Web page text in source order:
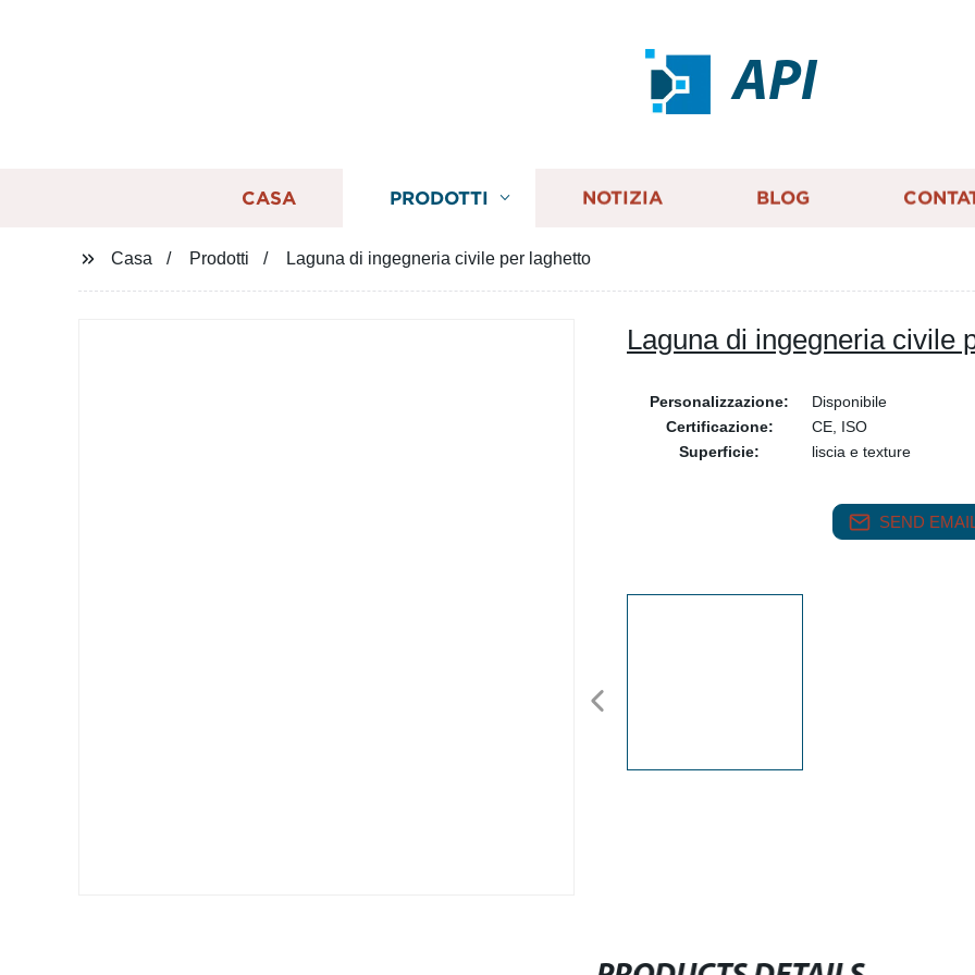
API
CASA PRODOTTI NOTIZIA BLOG
Casa Prodotti Laguna di ingegneria civile per laghetto
Laguna di ingegneria civile
Personalizzazione:
Disponibile
Certificazione:
CE, ISO
Superficie:
liscia e texture
SEND